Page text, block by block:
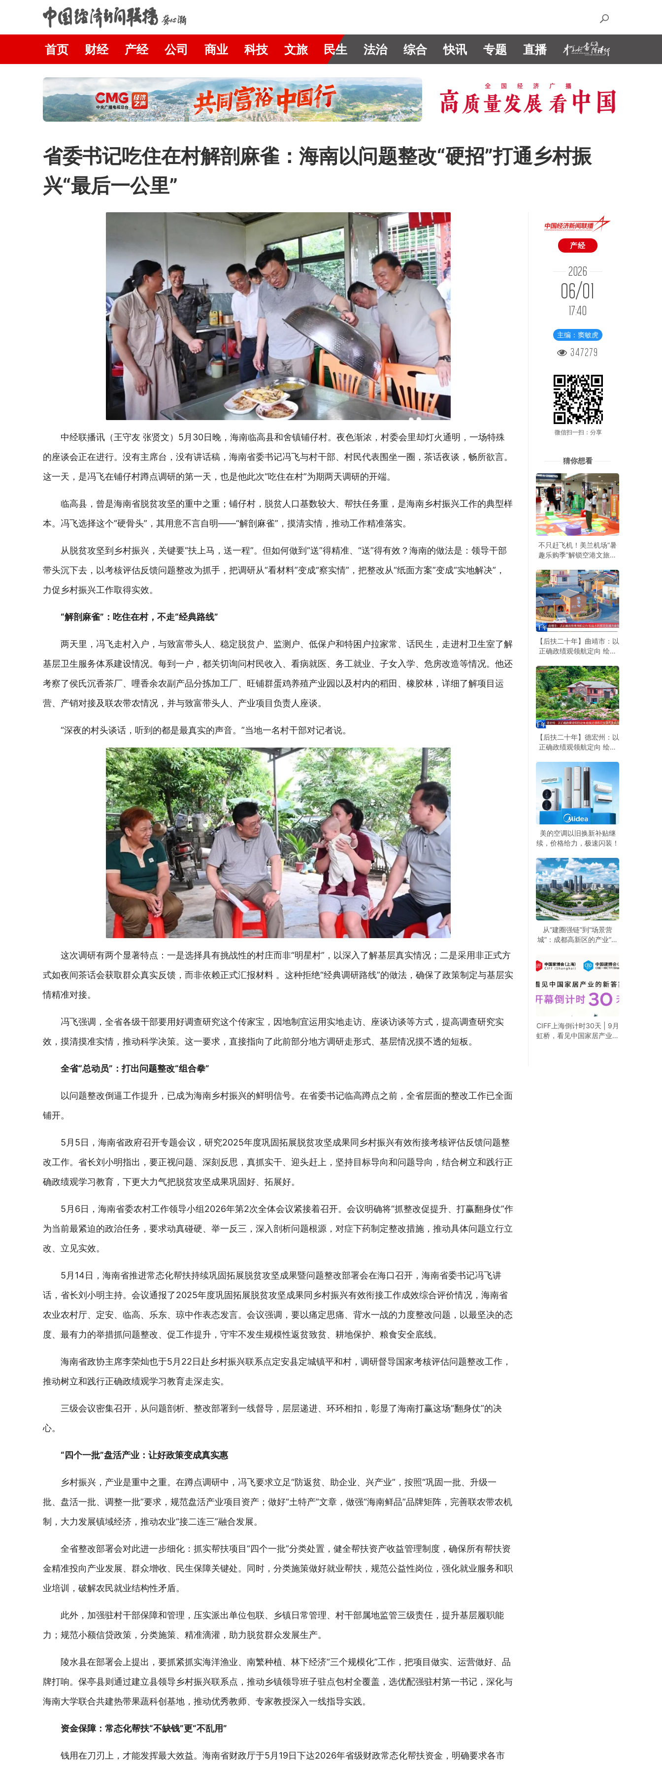
首页 财经 产经 公司 商业 科技 文旅 民生 法治 综合 快讯 专题 直播
省委书记吃住在村解剖麻雀：海南以问题整改“硬招”打通乡村振
兴“最后一公里”
中经联播讯（王守友 张贤文）5月30日晚，海南临高县和舍镇铺仔村。夜色渐浓，村委会里却灯火通明，一场特殊
的座谈会正在进行。没有主席台，没有讲话稿，海南省委书记冯飞与村干部、村民代表围坐一圈，茶话夜谈，畅所欲言。
这一天，是冯飞在铺仔村蹲点调研的第一天，也是他此次“吃住在村”为期两天调研的开端。
临高县，曾是海南省脱贫攻坚的重中之重；铺仔村，脱贫人口基数较大、帮扶任务重，是海南乡村振兴工作的典型样
本。冯飞选择这个“硬骨头”，其用意不言自明——“解剖麻雀”，摸清实情，推动工作精准落实。
从脱贫攻坚到乡村振兴，关键要“扶上马，送一程”。但如何做到“送”得精准、“送”得有效？海南的做法是：领导干部
带头沉下去，以考核评估反馈问题整改为抓手，把调研从“看材料”变成“察实情”，把整改从“纸面方案”变成“实地解决”，
力促乡村振兴工作取得实效。
“解剖麻雀”：吃住在村，不走“经典路线”
两天里，冯飞走村入户，与致富带头人、稳定脱贫户、监测户、低保户和特困户拉家常、话民生，走进村卫生室了解
基层卫生服务体系建设情况。每到一户，都关切询问村民收入、看病就医、务工就业、子女入学、危房改造等情况。他还
考察了侯氏沉香茶厂、哩香余农副产品分拣加工厂、旺铺群蛋鸡养殖产业园以及村内的稻田、橡胶林，详细了解项目运
营、产销对接及联农带农情况，并与致富带头人、产业项目负责人座谈。
“深夜的村头谈话，听到的都是最真实的声音。”当地一名村干部对记者说。
这次调研有两个显著特点：一是选择具有挑战性的村庄而非“明星村”，以深入了解基层真实情况；二是采用非正式方
式如夜间茶话会获取群众真实反馈，而非依赖正式汇报材料 。这种拒绝“经典调研路线”的做法，确保了政策制定与基层实
情精准对接。
冯飞强调，全省各级干部要用好调查研究这个传家宝，因地制宜运用实地走访、座谈访谈等方式，提高调查研究实
效，摸清摸准实情，推动科学决策。这一要求，直接指向了此前部分地方调研走形式、基层情况摸不透的短板。
全省“总动员”：打出问题整改“组合拳”
以问题整改倒逼工作提升，已成为海南乡村振兴的鲜明信号。在省委书记临高蹲点之前，全省层面的整改工作已全面
铺开。
5月5日，海南省政府召开专题会议，研究2025年度巩固拓展脱贫攻坚成果同乡村振兴有效衔接考核评估反馈问题整
改工作。省长刘小明指出，要正视问题、深刻反思，真抓实干、迎头赶上，坚持目标导向和问题导向，结合树立和践行正
确政绩观学习教育，下更大力气把脱贫攻坚成果巩固好、拓展好。
5月6日，海南省委农村工作领导小组2026年第2次全体会议紧接着召开。会议明确将“抓整改促提升、打赢翻身仗”作
为当前最紧迫的政治任务，要求动真碰硬、举一反三，深入剖析问题根源，对症下药制定整改措施，推动具体问题立行立
改、立见实效。
5月14日，海南省推进常态化帮扶持续巩固拓展脱贫攻坚成果暨问题整改部署会在海口召开，海南省委书记冯飞讲
话，省长刘小明主持。会议通报了2025年度巩固拓展脱贫攻坚成果同乡村振兴有效衔接工作成效综合评价情况，海南省
农业农村厅、定安、临高、乐东、琼中作表态发言。会议强调，要以痛定思痛、背水一战的力度整改问题，以最坚决的态
度、最有力的举措抓问题整改、促工作提升，守牢不发生规模性返贫致贫、耕地保护、粮食安全底线。
海南省政协主席李荣灿也于5月22日赴乡村振兴联系点定安县定城镇平和村，调研督导国家考核评估问题整改工作，
推动树立和践行正确政绩观学习教育走深走实。
三级会议密集召开，从问题剖析、整改部署到一线督导，层层递进、环环相扣，彰显了海南打赢这场“翻身仗”的决
心。
“四个一批”盘活产业：让好政策变成真实惠
乡村振兴，产业是重中之重。在蹲点调研中，冯飞要求立足“防返贫、助企业、兴产业”，按照“巩固一批、升级一
批、盘活一批、调整一批”要求，规范盘活产业项目资产；做好“土特产”文章，做强“海南鲜品”品牌矩阵，完善联农带农机
制，大力发展镇域经济，推动农业“接二连三”融合发展。
全省整改部署会对此进一步细化：抓实帮扶项目“四个一批”分类处置，健全帮扶资产收益管理制度，确保所有帮扶资
金精准投向产业发展、群众增收、民生保障关键处。同时，分类施策做好就业帮扶，规范公益性岗位，强化就业服务和职
业培训，破解农民就业结构性矛盾。
此外，加强驻村干部保障和管理，压实派出单位包联、乡镇日常管理、村干部属地监管三级责任，提升基层履职能
力；规范小额信贷政策，分类施策、精准滴灌，助力脱贫群众发展生产。
陵水县在部署会上提出，要抓紧抓实海洋渔业、南繁种植、林下经济“三个规模化”工作，把项目做实、运营做好、品
牌打响。保亭县则通过建立县领导乡村振兴联系点，推动乡镇领导班子驻点包村全覆盖，选优配强驻村第一书记，深化与
海南大学联合共建热带果蔬科创基地，推动优秀教师、专家教授深入一线指导实践。
资金保障：常态化帮扶“不缺钱”更“不乱用”
钱用在刀刃上，才能发挥最大效益。海南省财政厅于5月19日下达2026年省级财政常态化帮扶资金，明确要求各市
产经
2026
06/01
17:40
主编：窦敏虎
347279
微信扫一扫：分享
猜你想看
不只赶飞机！美兰机场“暑
趣乐购季”解锁空港文旅新
【后扶二十年】曲靖市：以
正确政绩观领航定向 绘就
景
【后扶二十年】德宏州：以
正确政绩观领航定向 绘就
新画卷
美的空调以旧换新补贴继
续，价格给力，极速闪装！
从“建圈强链”到“场景营
城”：成都高新区的产业“进
CIFF上海倒计时30天 | 9月
虹桥，看见中国家居产业的